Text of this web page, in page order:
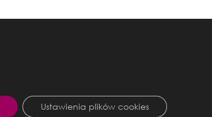
Ustawienia plików cookies